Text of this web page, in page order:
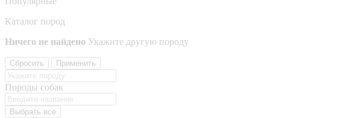
Каталог пород
Ничего не найдено Укажите другую породу
Сбросить Применить
Породы собак
Выбрать все